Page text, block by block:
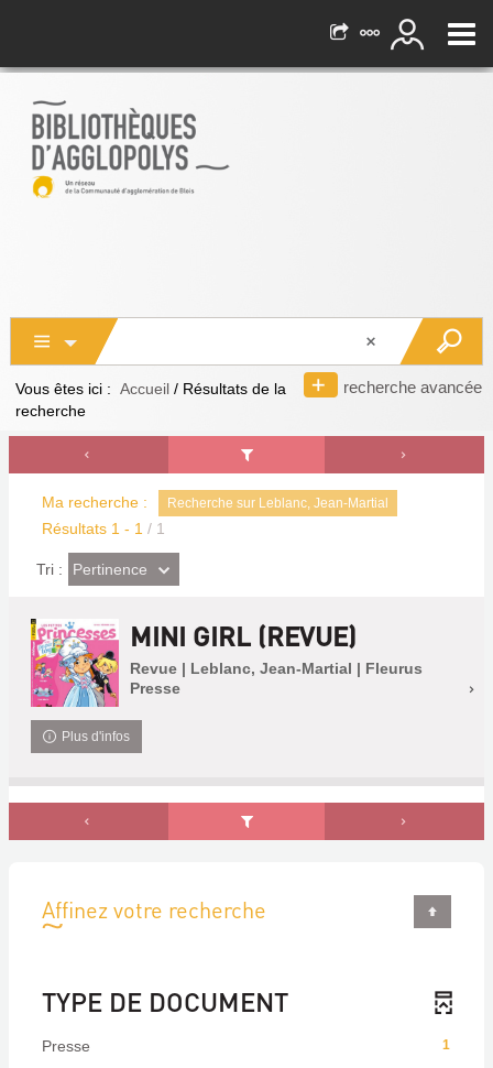
recherche avancée
Vous êtes ici : Accueil / Résultats de la
recherche
Ma recherche : Recherche sur Leblanc, Jean-Martial
Résultats 1 - 1 / 1
Tri : (Effet
imédiat)
Pertinence
MINI GIRL (REVUE)
Revue | Leblanc, Jean-Martial | Fleurus
Presse
Plus d'infos
Affinez votre recherche
TYPE DE DOCUMENT
1
Presse